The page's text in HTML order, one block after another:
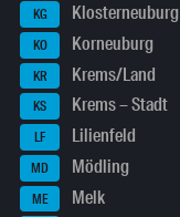
KG Klosterneuburg
KO Korneuburg
KR Krems/Land
KS Krems – Stadt
LF Lilienfeld
MD Mödling
ME Melk